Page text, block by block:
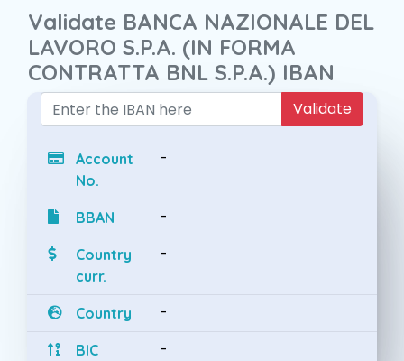
Validate BANCA NAZIONALE DEL
LAVORO S.P.A. (IN FORMA
CONTRATTA BNL S.P.A.) IBAN
Validate
Account
No.
-
BBAN -
Country
curr.
-
Country -
BIC -